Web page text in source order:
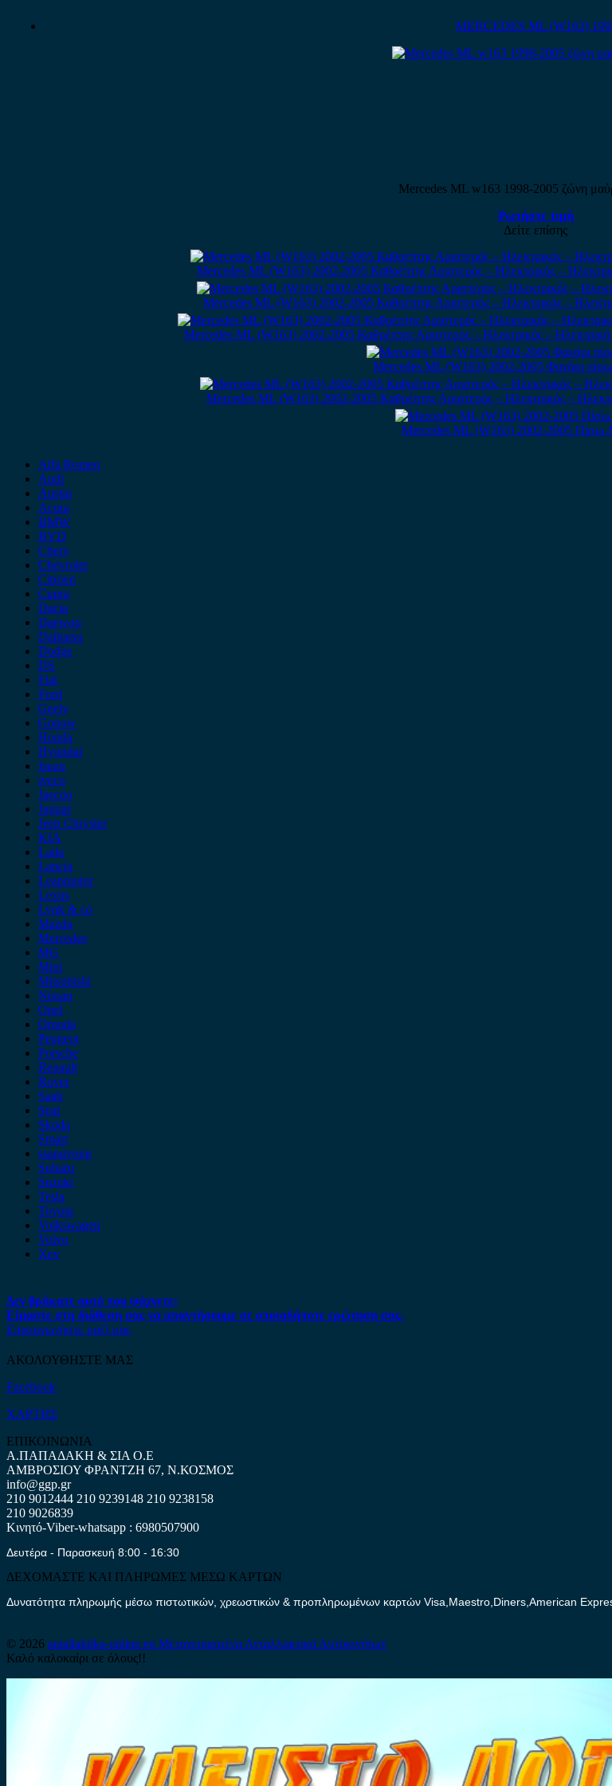
MERCEDES ML (W163)
Mercedes ML w163 1998-2005 ζώνη
Ρωτήστε τιμή
Δείτε επίσης
Mercedes ML (W163) 2002-2005 Καθρέπτης Αριστερός – Ηλεκτρικός –
Mercedes ML (W163) 2002-2005 Καθρέπτης Αριστερός – Ηλεκτρικός –
Mercedes ML (W163) 2002-2005 Καθρέπτης Αριστερός – Ηλεκτρικός –
Mercedes ML (W163) 2002-2005 Φανάρι
Mercedes ML (W163) 2002-2005 Καθρέπτης Αριστερός – Ηλεκτρικός –
Mercedes ML (W163) 2002-2005 Πίσω
Alfa Romeo
Audi
Austin
Acura
BMW
BYD
Chery
Chevrolet
Citroen
Cupra
Dacia
Daewoo
Daihatsu
Dodge
DS
Fiat
Ford
Geely
Gonow
Honda
Hyundai
Isuzu
iveco
Jaecoo
Jaguar
Jeep Chrysler
KIA
Lada
Lancia
Leapmotor
Lexus
Lynk & co
Mazda
Mercedes
MG
Mini
Mitsubishi
Nissan
Opel
Omoda
Peugeot
Porsche
Renault
Rover
Saab
Seat
Skoda
Smart
ssangyong
Subaru
Suzuki
Tesla
Toyota
Volkswagen
Volvo
Xev
Δεν βρήκατε αυτό που ψάχνετε;
Είμαστε στη διάθεση σας να απαντήσουμε σε οποιαδήποτε ερώτηση σας.
Επικοινωνήστε μαζί μας
ΑΚΟΛΟΥΘΗΣΤΕ ΜΑΣ
Facebook
ΧΑΡΤΗΣ
ΕΠΙΚΟΙΝΩΝΙΑ
Α.ΠΑΠΑΔΑΚΗ & ΣΙΑ Ο.Ε
ΑΜΒΡΟΣΙΟΥ ΦΡΑΝΤΖΗ 67, Ν.ΚΟΣΜΟΣ
info@ggp.gr
210 9012444 210 9239148 210 9238158
210 9026839
Κινητό-Viber-whatsapp : 6980507900
Δευτέρα - Παρασκευή 8:00 - 16:30
ΔΕΧΟΜΑΣΤΕ ΚΑΙ ΠΛΗΡΩΜΕΣ ΜΕΣΩ ΚΑΡΤΩΝ
Δυνατότητα πληρωμής μέσω πιστωτικών, χρεωστικών & προπληρωμένων καρτών Visa,Maestro,Diners,American
© 2026 antallaktika-online.eu Μεταχειρισμένα Ανταλλακτικά Αυτοκινήτων
Καλό καλοκαίρι σε όλους!!